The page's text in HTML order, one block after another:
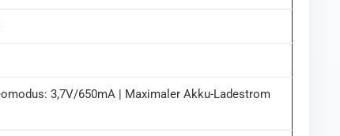
3,7V/650mA | Maximaler Akku-Ladestrom